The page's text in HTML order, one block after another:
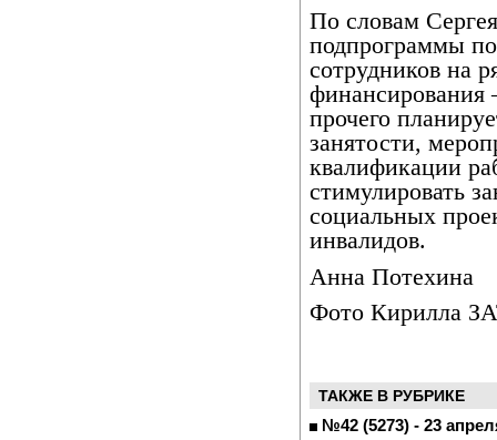
По словам
подпрограммы
сотрудников на
финансирования
прочего
занятости,
квалификации
стимулировать
социальных
инвалидов.
Анна Потехина
Фото Кирилла
ТАКЖЕ В РУБРИКЕ
№42 (5273) - 23